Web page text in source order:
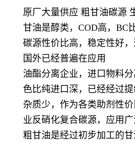
原厂大量供应 粗甘油碳源
甘油是醇类，COD高，BC
碳源性价比高，稳定性好，
国外已经普遍在应用
油酯分离企业，进口物料
色比纯进口深，已经经过提
杂质少，作为各类助剂性
业反硝化复合碳源，应用广
粗甘油是经过初步加工的